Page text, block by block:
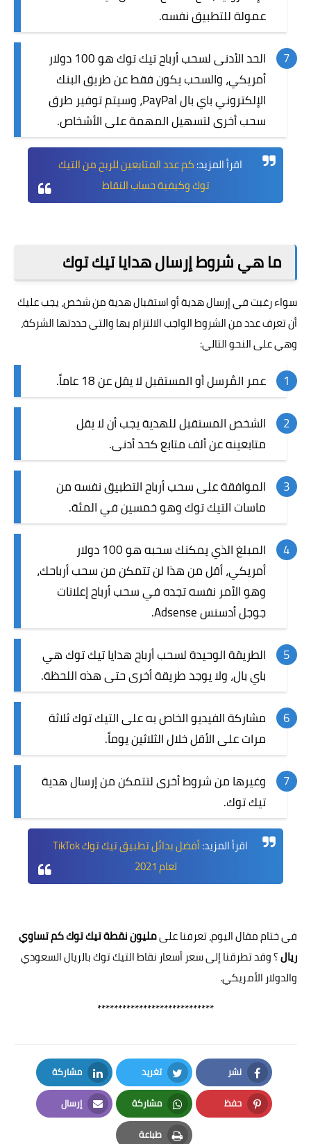
عمولة للتطبيق نفسه.
الحد الأدنى لسحب أرباح تيك توك هو 100 دولار
أمريكي، والسحب يكون فقط عن طريق البنك
الإلكتروني باي بال PayPal، وسيتم توفير طرق
سحب أخرى لتسهيل المهمة على الأشخاص.
اقرأ المزيد:كم عدد المتابعين للربح من التيك
توك وكيفية حساب النقاط
ما هي شروط إرسال هدايا تيك توك
سواء رغبت في إرسال هدية أو استقبال هدية من شخص، يجب عليك
أن تعرف عدد من الشروط الواجب الالتزام بها والتي حددتها الشركة،
وهي على النحو التالي:
عمر المُرسل أو المستقبل لا يقل عن 18 عاماً.
الشخص المستقبل للهدية يجب أن لا يقل
متابعينه عن ألف متابع كحد أدنى.
الموافقة على سحب أرباح التطبيق نفسه من
ماسات التيك توك وهو خمسين في المئة.
المبلغ الذي يمكنك سحبه هو 100 دولار
أمريكي، أقل من هذا لن تتمكن من سحب أرباحك،
وهو الأمر نفسه تجده في سحب أرباح إعلانات
جوجل أدسنس Adsense.
الطريقة الوحيدة لسحب أرباح هدايا تيك توك هي
باي بال، ولا يوجد طريقة أخرى حتى هذه اللحظة.
مشاركة الفيديو الخاص به على التيك توك ثلاثة
مرات على الأقل خلال الثلاثين يوماً.
وغيرها من شروط أخرى لتتمكن من إرسال هدية
تيك توك.
اقرأ المزيد:
أفضل بدائل تطبيق تيك توك TikTok
لعام 2021
في ختام مقال اليوم، تعرفنا علىمليون نقطة تيك توك كم تساوي
ريال؟ وقد تطرقنا إلى سعر أسعار نقاط التيك توك بالريال السعودي
والدولار الأمريكي.
****************************
نشر
Facebook
تغريد
Twitter
مشاركة
LinkedIn
حفظ
Pinterest
مشاركة
Whatsapp
إرسال
Email
طباعة